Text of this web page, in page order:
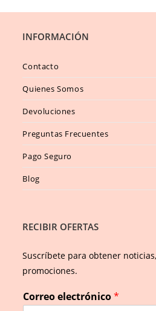
INFORMACIÓN
Contacto
Quienes Somos
Devoluciones
Preguntas Frecuentes
Pago Seguro
Blog
RECIBIR OFERTAS
Suscríbete para obtener
promociones.
Correo electrónico*